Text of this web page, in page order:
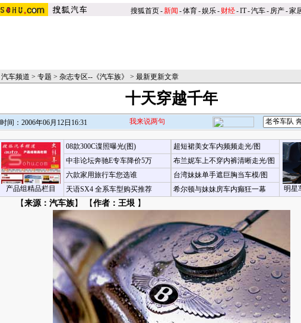
搜狐首页-新闻 -体育-娱乐- 财经-IT-汽车- 房产-家
汽车频道 > 专题 > 杂志专区--《汽车族》 > 最新更新文章
十天穿越千年
时间：2006年06月12日16:31 我来说两句
产品组精品栏目
08款300C谍照曝光(图)
中非论坛奔驰E专车降价5万
六款家用旅行车您选谁
天语SX4 全系车型购买推荐
超短裙美女车内频频走光/图
明星
布兰妮车上不穿内裤清晰走光/图
台湾妹妹单手遮巨胸当车模/图
希尔顿与妹妹房车内癫狂一幕
【来源：汽车族】 【作者：王垠 】